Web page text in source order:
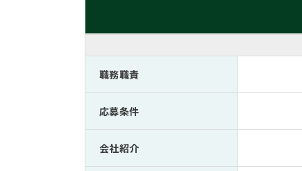
職務職責
応募条件
会社紹介